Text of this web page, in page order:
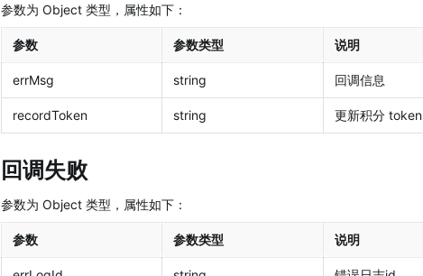
参数为 Object 类型，属性如下：
参数 参数类型 说明
errMsg string 回调信息
recordToken string 更新积分 token
回调失败
参数为 Object 类型，属性如下：
参数 参数类型 说明